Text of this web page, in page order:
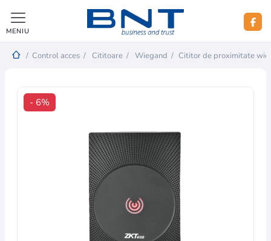
MENIU
/ Control acces / Cititoare / Wiegand / Cititor de proximitate
- 6%